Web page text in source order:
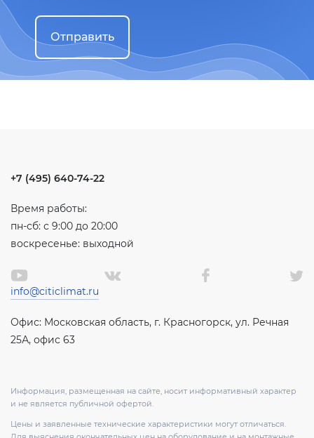
Отправить
+7 (495) 640-74-22
Время работы:
пн-сб: с 9:00 до 20:00
воскресенье: выходной
info@citiclimat.ru
Офис: Московская область, г. Красногорск, ул. Речная
25А, офис 63
Информация, размещенная на сайте, носит информативный характер
и не является публичной офертой.
Цены и заявленные технические характеристики могут отличаться.